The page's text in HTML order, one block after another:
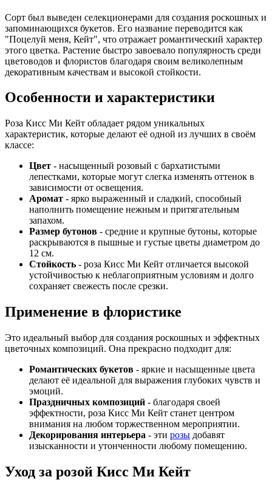
Сорт был выведен селекционерами для создания роскошных и
запоминающихся букетов. Его название переводится как
"Поцелуй меня, Кейт", что отражает романтический характер
этого цветка. Растение быстро завоевало популярность среди
цветоводов и флористов благодаря своим великолепным
декоративным качествам и высокой стойкости.
Особенности и характеристики
Роза Кисс Ми Кейт обладает рядом уникальных
характеристик, которые делают её одной из лучших в своём
классе:
Цвет - насыщенный розовый с бархатистыми
лепестками, которые могут слегка изменять оттенок в
зависимости от освещения.
Аромат - ярко выраженный и сладкий, способный
наполнить помещение нежным и притягательным
запахом.
Размер бутонов - средние и крупные бутоны, которые
раскрываются в пышные и густые цветы диаметром до
12 см.
Стойкость - роза Кисс Ми Кейт отличается высокой
устойчивостью к неблагоприятным условиям и долго
сохраняет свежесть после срезки.
Применение в флористике
Это идеальный выбор для создания роскошных и эффектных
цветочных композиций. Она прекрасно подходит для:
Романтических букетов - яркие и насыщенные цвета
делают её идеальной для выражения глубоких чувств и
эмоций.
Праздничных композиций - благодаря своей
эффектности, роза Кисс Ми Кейт станет центром
внимания на любом торжественном мероприятии.
Декорирования интерьера - эти розы добавят
изысканности и утонченности любому помещению.
Уход за розой Кисс Ми Кейт